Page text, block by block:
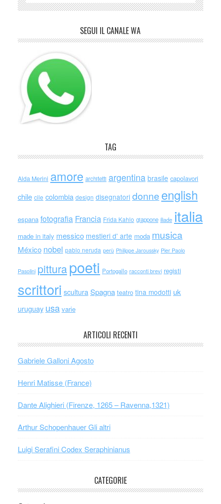
SEGUI IL CANALE WA
TAG
Alda Merini amore architetti argentina brasile capolavori
chile cile colombia design disegnatori donne english
espana fotografia Francia Frida Kahlo giappone iliade italia
made in italy messico mestieri d' arte moda musica
México nobel pablo neruda perù Philippe Jaroussky Pier Paolo
Pasolini pitturapoeti Portogallo racconti brevi registi
scrittori scultura Spagna teatro tina modotti uk
uruguay usa varie
ARTICOLI RECENTI
Gabriele Galloni Agosto
Henri Matisse (France)
Dante Alighieri (Firenze, 1265 – Ravenna,1321)
Arthur Schopenhauer Gli altri
Luigi Serafini Codex Seraphinianus
CATEGORIE